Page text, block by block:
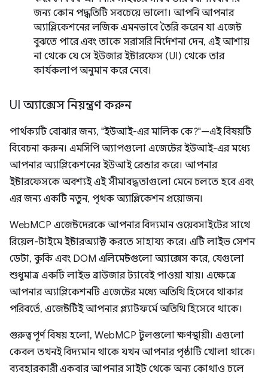
জন্য কোন পদ্ধতিটি সবচেয়ে ভালো। আপনি আপনার
অ্যাপ্লিকেশনের লজিক এমনভাবে তৈরি করেন যা এজেন্ট
বুঝতে পারে এবং তাকে সরাসরি নির্দেশনা দেন, এই আশায়
না থেকে যে সে ইউজার ইন্টারফেস (UI) থেকে তার
কার্যকলাপ অনুমান করে নেবে।
UI অ্যাক্সেস নিয়ন্ত্রণ করুন
পার্থক্যটি বোঝার জন্য, "ইউআই-এর মালিক কে?"—এই বিষয়টি
বিবেচনা করুন। এমসিপি অ্যাপগুলো এজেন্টের ইউআই-এর মধ্যে
আপনার অ্যাপ্লিকেশনের ইউআই রেন্ডার করে। আপনার
ইন্টারফেসকে অবশ্যই এই সীমাবদ্ধতাগুলো মেনে চলতে হবে এবং
এর জন্য একটি নতুন, পৃথক অ্যাপ্লিকেশন প্রয়োজন।
WebMCP এজেন্টদেরকে আপনার বিদ্যমান ওয়েবসাইটের সাথে
রিয়েল-টাইমে ইন্টারঅ্যাক্ট করতে সাহায্য করে। এটি লাইভ সেশন
ডেটা, কুকি এবং DOM এলিমেন্টগুলো অ্যাক্সেস করে, যেগুলো
শুধুমাত্র একটি লাইভ ব্রাউজার ট্যাবেই পাওয়া যায়। এক্ষেত্রে
আপনার অ্যাপ্লিকেশনটি এজেন্টের মধ্যে অতিথি হিসেবে থাকার
পরিবর্তে, এজেন্টটিই আপনার প্ল্যাটফর্মে অতিথি হিসেবে থাকে।
গুরুত্বপূর্ণ বিষয় হলো, WebMCP টুলগুলো ক্ষণস্থায়ী। এগুলো
কেবল তখনই বিদ্যমান থাকে যখন আপনার পৃষ্ঠাটি খোলা থাকে।
ব্যবহারকারী একবার আপনার সাইট থেকে অন্য কোথাও চলে